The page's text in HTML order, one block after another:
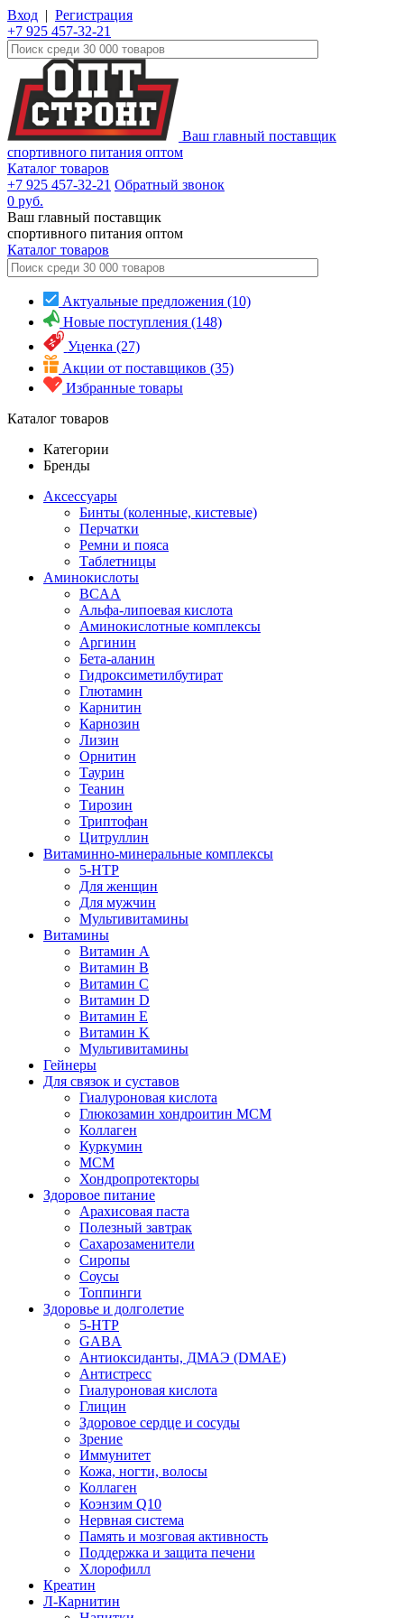
Вход | Регистрация
+7 925 457-32-21
Ваш главный поставщик
спортивного питания оптом
Каталог товаров
+7 925 457-32-21 Обратный звонок
0 руб.
Ваш главный поставщик
спортивного питания оптом
Каталог товаров
Актуальные предложения (10)
Новые поступления (148)
Уценка (27)
Акции от поставщиков (35)
Избранные товары
Каталог товаров
Категории
Бренды
Аксессуары
Бинты (коленные, кистевые)
Перчатки
Ремни и пояса
Таблетницы
Аминокислоты
BCAA
Альфа-липоевая кислота
Аминокислотные комплексы
Аргинин
Бета-аланин
Гидроксиметилбутират
Глютамин
Карнитин
Карнозин
Лизин
Орнитин
Таурин
Теанин
Тирозин
Триптофан
Цитруллин
Витаминно-минеральные комплексы
5-HTP
Для женщин
Для мужчин
Мультивитамины
Витамины
Витамин A
Витамин B
Витамин C
Витамин D
Витамин E
Витамин K
Мультивитамины
Гейнеры
Для связок и суставов
Гиалуроновая кислота
Глюкозамин хондроитин МСМ
Коллаген
Куркумин
МСМ
Хондропротекторы
Здоровое питание
Арахисовая паста
Полезный завтрак
Сахарозаменители
Сиропы
Соусы
Топпинги
Здоровье и долголетие
5-HTP
GABA
Антиоксиданты, ДМАЭ (DMAE)
Антистресс
Гиалуроновая кислота
Глицин
Здоровое сердце и сосуды
Зрение
Иммунитет
Кожа, ногти, волосы
Коллаген
Коэнзим Q10
Нервная система
Память и мозговая активность
Поддержка и защита печени
Хлорофилл
Креатин
Л-Карнитин